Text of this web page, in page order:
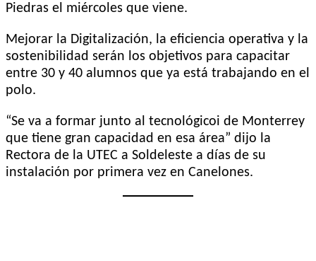
Piedras el miércoles que viene.
Mejorar la Digitalización, la eficiencia operativa y la
sostenibilidad serán los objetivos para capacitar
entre 30 y 40 alumnos que ya está trabajando en el
polo.
“Se va a formar junto al tecnológicoi de Monterrey
que tiene gran capacidad en esa área” dijo la
Rectora de la UTEC a Soldeleste a días de su
instalación por primera vez en Canelones.